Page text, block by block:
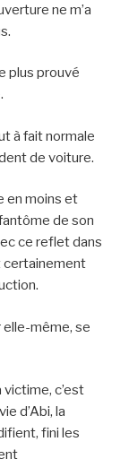
ne m’a
plus prouvé
à fait normale
de voiture.
en moins et
de son
ce reflet dans
certainement
elle-même, se
victime, c’est
d’Abi, la
fini les